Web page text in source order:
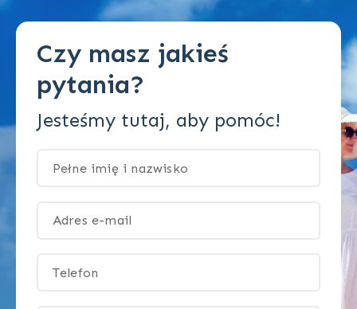
Czy masz jakieś
pytania?
Jesteśmy tutaj, aby pomóc!